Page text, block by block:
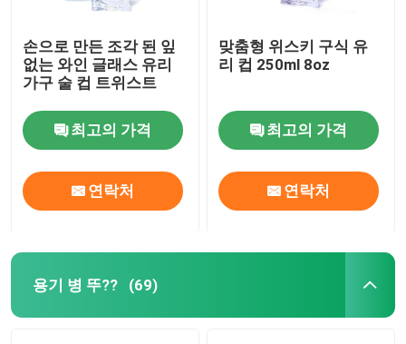
손으로 만든 조각 된 잎
없는 와인 글래스 유리
가구 술 컵 트위스트
최고의 가격
연락처
맞춤형 위스키 구식 유
리 컵 250ml 8oz
최고의 가격
연락처
용기 병 뚜?? (69)